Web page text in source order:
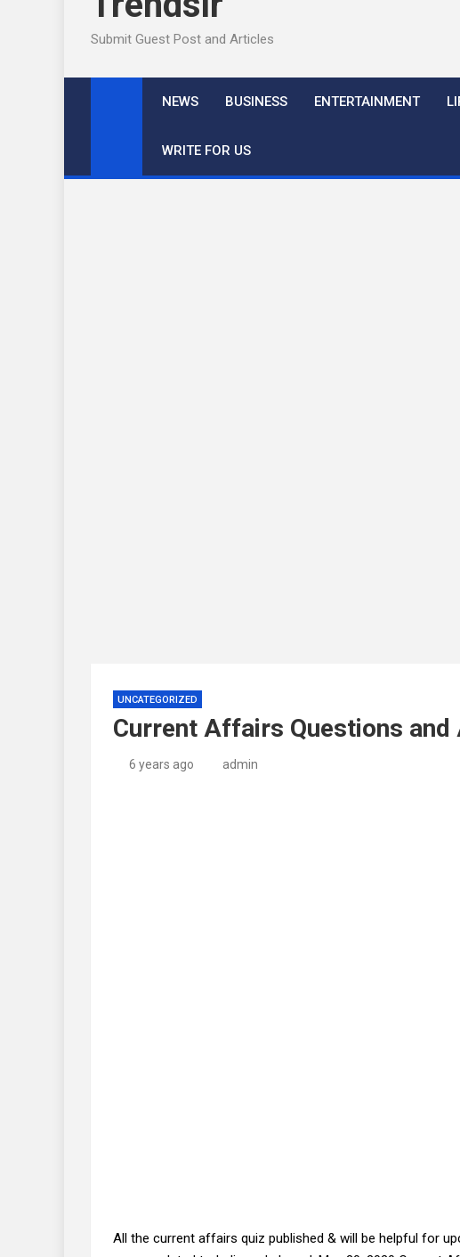
Submit Guest Post and Articles
NEWS BUSINESS ENTERTAINMENT
WRITE FOR US
UNCATEGORIZED
Current Affairs Questions and
6 years ago admin
All the current affairs quiz published & will be helpful for